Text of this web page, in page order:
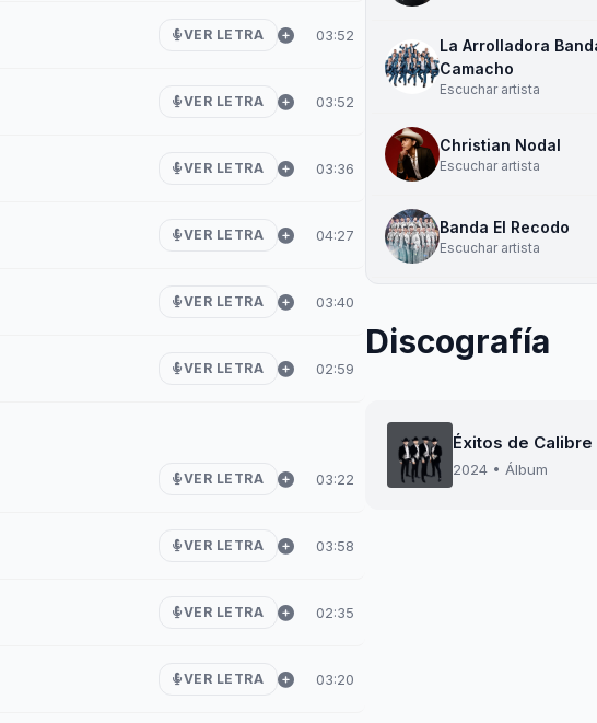
VER LETRA 03:52
VER LETRA 03:52
VER LETRA 03:36
VER LETRA 04:27
VER LETRA 03:40
VER LETRA 02:59
VER LETRA 03:22
VER LETRA 03:58
VER LETRA 02:35
VER LETRA 03:20
La Arrolladora
Camacho
Escuchar artista
Christian Nodal
Escuchar artista
Banda El Recodo
Escuchar artista
Discografía
Éxitos de Calibre
2024 • Álbum